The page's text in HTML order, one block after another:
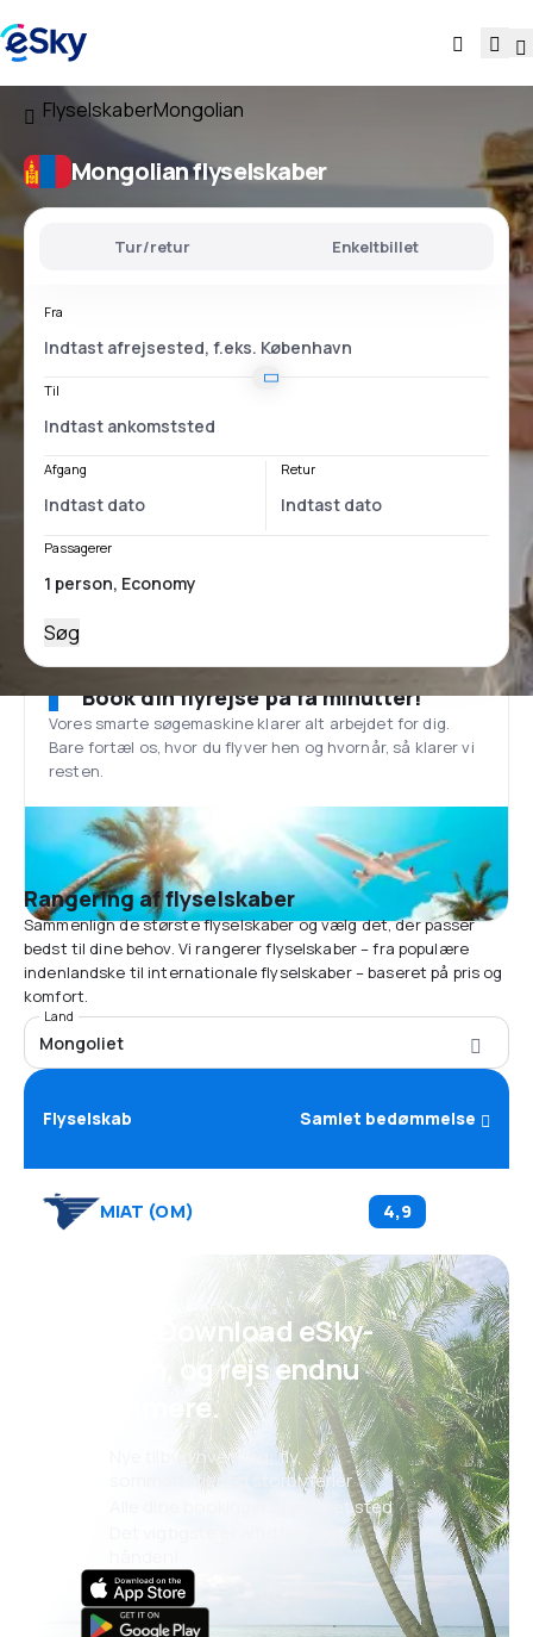
FlyselskaberMongolian
Mongolian flyselskaber
Tur/retur Enkeltbillet
Fra
Til
Afgang Retur
Passagerer
Søg
Book din flyrejse på få minutter!
Vores smarte søgemaskine klarer alt arbejdet for dig.
Bare fortæl os, hvor du flyver hen og hvornår, så klarer vi
resten.
Rangering af flyselskaber
Sammenlign de største flyselskaber og vælg det, der passer
bedst til dine behov. Vi rangerer flyselskaber – fra populære
indenlandske til internationale flyselskaber – baseret på pris og
komfort.
Land
Mongoliet
Flyselskab Samlet bedømmelse
MIAT (OM) 4,9
Psst! Download eSky-
appen, og rejs endnu
nemmere.
Nye tilbud hver dag: fly,
sommerferier og storbyferier
Alle dine bookinger samlet ét sted